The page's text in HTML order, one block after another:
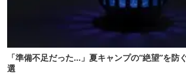
「準備不足だった…」夏キャンプの“絶望”を防
選